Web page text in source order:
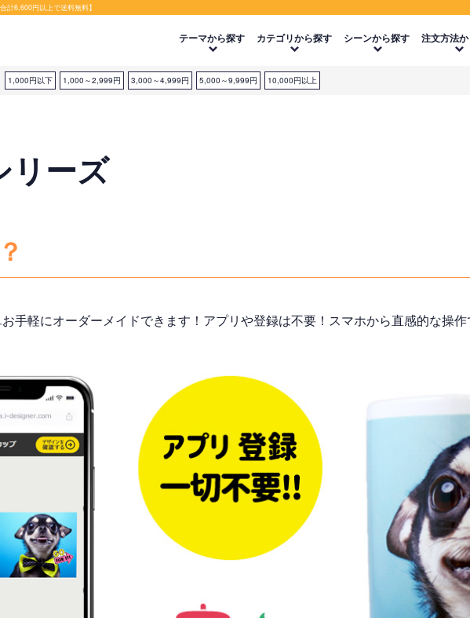
計6,600円以上で送料無料】
テーマから探す カテゴリから探す シーンから探す 注文方法
1,000円以下 1,000～2,999円 3,000～4,999円 5,000～9,999円 10,000円以上
リーズ
手軽にオーダーメイドできます！アプリや登録は不要！スマホから直感的な操